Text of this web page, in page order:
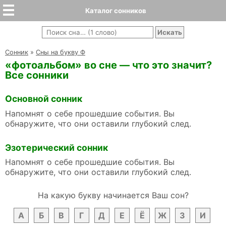
Каталог сонников
Cонник » Сны на букву Ф
«фотоальбом» во сне — что это значит?
Все сонники
Основной сонник
Напомнят о себе прошедшие события. Вы
обнаружите, что они оставили глубокий след.
Эзотерический сонник
Напомнят о себе прошедшие события. Вы
обнаружите, что они оставили глубокий след.
На какую букву начинается Ваш сон?
А
Б В Г Д Е Ё Ж З И